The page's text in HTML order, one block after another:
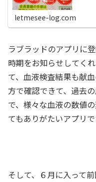
letmesee-log.com
ラブラッドのアプリに
時期をお知らせしてく
て、血液検査結果も献
方で確認できて、過去
で、様々な血液の数値
てもありがたいアプリで
そして、６月に入って